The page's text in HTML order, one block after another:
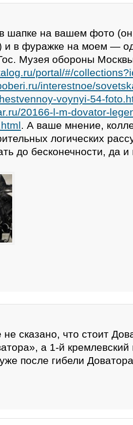
шапке на вашем фото
и в фуражке на моем —
Музея обороны
portal/#/
interestnoe/
voynyi-54-
20166-l-m-dovator-
. А ваше мнение,
логических
до бесконечности, да
не сказано, что стоит
а 1-й кремлевский
после гибели